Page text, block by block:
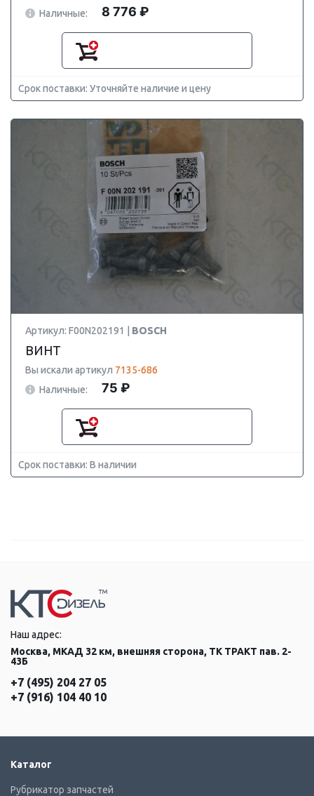
Наличные:
8 776 ₽
Срок поставки: Уточняйте наличие и цену
Артикул: F00N202191 | BOSCH
ВИНТ
Вы искали артикул 7135-686
Наличные:
75 ₽
Срок поставки: В наличии
Наш адрес:
Москва, МКАД 32 км, внешняя сторона, ТК ТРАКТ пав. 2-
43Б
+7 (495) 204 27 05
+7 (916) 104 40 10
Каталог
Рубрикатор запчастей